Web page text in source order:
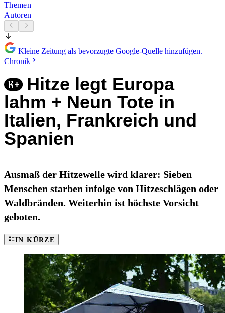
Themen
Autoren
Kleine Zeitung als bevorzugte Google-Quelle hinzufügen.
Chronik
Hitze legt Europa
lahm + Neun Tote in
Italien, Frankreich und
Spanien
Ausmaß der Hitzewelle wird klarer: Sieben
Menschen starben infolge von Hitzeschlägen oder
Waldbränden. Weiterhin ist höchste Vorsicht
geboten.
IN KÜRZE